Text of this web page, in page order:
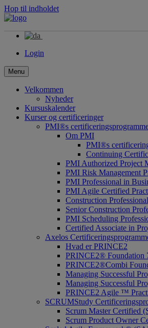
Hop til indholdet
Login
Menu
Velkommen
Nyheder
Kursuskalender
Kurser og certificeringer
PMI®s
Om PMI
PMI®s
Continuing
PMI Authorized Project
PMI Risk Management
PMI Professional in
PMI Agile Certified
Construction
Senior Construction
PMI Scheduling
Certified Associate in
Axelos
Hvad er PRINCE2
PRINCE2® Foundation
PRINCE2®Combi
Managing Successful
Managing Successful
PRINCE2 Agile ™
SCRUMStudy
Scrum Master Certified
Scrum Product Owner